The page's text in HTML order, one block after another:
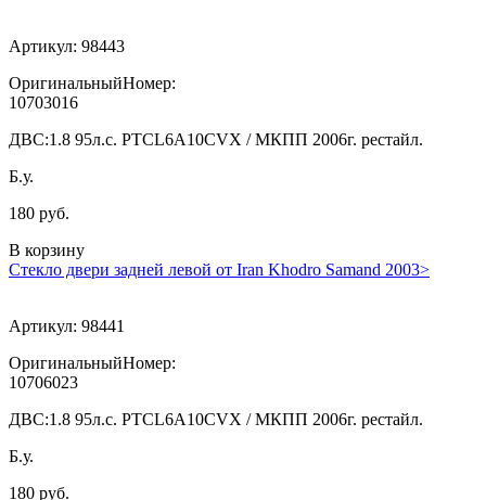
Артикул: 98443
ОригинальныйНомер:
10703016
ДВС:1.8 95л.с. PTCL6A10CVX / МКПП 2006г. рестайл.
Б.у.
180 руб.
В корзину
Стекло двери задней левой от Iran Khodro Samand 2003>
Артикул: 98441
ОригинальныйНомер:
10706023
ДВС:1.8 95л.с. PTCL6A10CVX / МКПП 2006г. рестайл.
Б.у.
180 руб.